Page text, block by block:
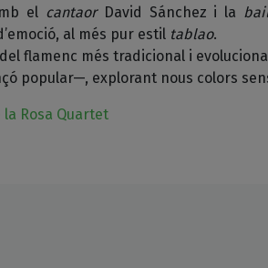
el cantaorDavid Sánchez i la
al més pur estil tablao.
flamenc més tradicional i
popular—, explorant nous colors
Rosa Quartet